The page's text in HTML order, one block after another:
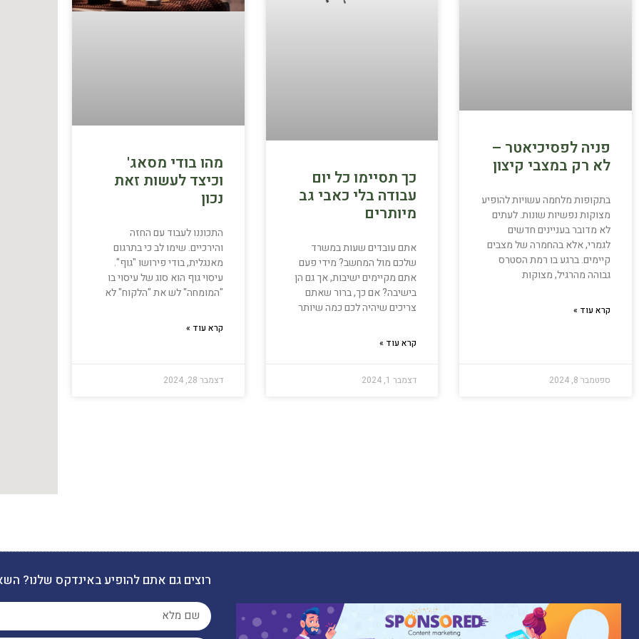
פניה לפסיכיאטר –
לא רק במצבי קיצון
בתקופות מלחמה עשויות להופיע
מצוקות נפשיות שונות. לעתים
לא מדובר בעניינים חדשים
לגמרי, אלא בהחמרה של מצבים
קיימים. ברגע בו רמת הסטרס
גבוהה מהרגיל, מצוקות
קרא עוד »
ספטמבר 8, 2024
כך תסיימו כל יום
עבודה בלי כאבי גב
מיותרים
אתם עובדים שעות במשרד
שלכם מול המחשב? מידי פעם
אתם מקיימים ישיבות, אך גם הן
בישיבה? אם כך, ברור שאתם
צריכים שיהיה לכם כמה שיותר
קרא עוד »
דצמבר 1, 2024
מהו בודי מסאג'
וכיצד לעשות זאת
נכון
התכוננו לעבוד עם החזה
והירכיים. שימו לב כי בתרגום
מאנגלית, בודי פירושו "גוף".
עיסוי גוף הוא סוג של עיסוי בו
"המומחה" לש את "הלקוח" לא
קרא עוד »
דצמבר 28, 2024
רוצים גם אתם להופיע באינדקס שלנו?